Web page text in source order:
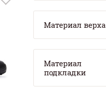
Материал верха
Материал
подкладки